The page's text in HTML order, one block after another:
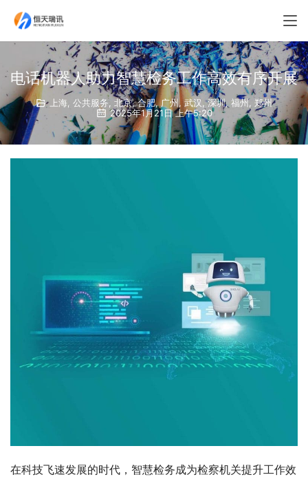
电话机器人助力智慧检务工作高效有序开展
上海 公共服务, 北京,合肥,广州,武汉 ,深圳, 福州, 郑州
2025年1月21日 上午5:20
在科技飞速发展的时代，智慧检务成为检察机关提升工作效